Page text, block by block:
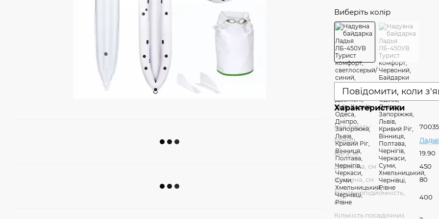
Виберіть колір
Повідомити, коли
Характеристики
Код товару
Бренд
Ладья
Вага, кг
19.90
Довжина, см
450
Ширина, см
80
Вантажопідйомність,
кг
400
Кількість посадочних